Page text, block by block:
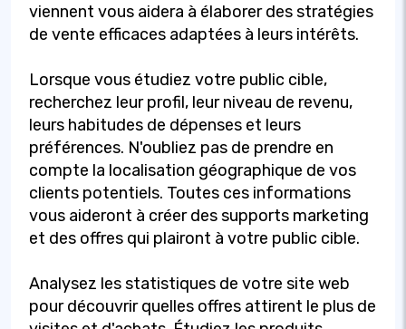
viennent vous aidera à élaborer des stratégies
de vente efficaces adaptées à leurs intérêts.
Lorsque vous étudiez votre public cible,
recherchez leur profil, leur niveau de revenu,
leurs habitudes de dépenses et leurs
préférences. N'oubliez pas de prendre en
compte la localisation géographique de vos
clients potentiels. Toutes ces informations
vous aideront à créer des supports marketing
et des offres qui plairont à votre public cible.
Analysez les statistiques de votre site web
pour découvrir quelles offres attirent le plus de